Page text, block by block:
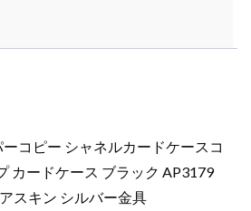
コピー シャネルカードケースコ
カードケース ブラック AP3179
スキン シルバー金具